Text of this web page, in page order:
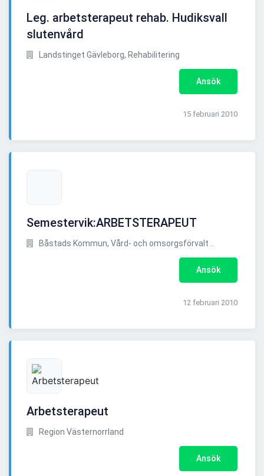
Leg. arbetsterapeut rehab. Hudiksvall
slutenvård
Landstinget Gävleborg, Rehabilitering
Ansök
15 februari 2010
Semestervik:ARBETSTERAPEUT
Båstads Kommun, Vård- och omsorgsförvalt ..
Ansök
12 februari 2010
Arbetsterapeut
Region Västernorrland
Ansök